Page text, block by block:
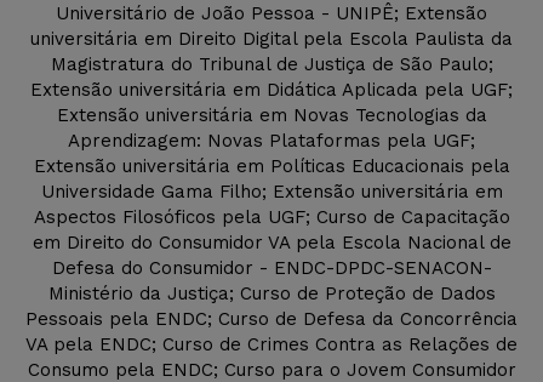
Universitário de João Pessoa - UNIPÊ; Extensão
universitária em Direito Digital pela Escola Paulista da
Magistratura do Tribunal de Justiça de São Paulo;
Extensão universitária em Didática Aplicada pela UGF;
Extensão universitária em Novas Tecnologias da
Aprendizagem: Novas Plataformas pela UGF;
Extensão universitária em Políticas Educacionais pela
Universidade Gama Filho; Extensão universitária em
Aspectos Filosóficos pela UGF; Curso de Capacitação
em Direito do Consumidor VA pela Escola Nacional de
Defesa do Consumidor - ENDC-DPDC-SENACON-
Ministério da Justiça; Curso de Proteção de Dados
Pessoais pela ENDC; Curso de Defesa da Concorrência
VA pela ENDC; Curso de Crimes Contra as Relações de
Consumo pela ENDC; Curso para o Jovem Consumidor